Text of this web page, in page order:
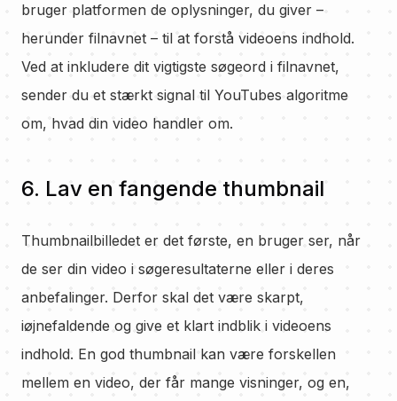
bruger platformen de oplysninger, du giver –
herunder filnavnet – til at forstå videoens indhold.
Ved at inkludere dit vigtigste søgeord i filnavnet,
sender du et stærkt signal til YouTubes algoritme
om, hvad din video handler om.
6. Lav en fangende thumbnail
Thumbnailbilledet er det første, en bruger ser, når
de ser din video i søgeresultaterne eller i deres
anbefalinger. Derfor skal det være skarpt,
iøjnefaldende og give et klart indblik i videoens
indhold. En god thumbnail kan være forskellen
mellem en video, der får mange visninger, og en,